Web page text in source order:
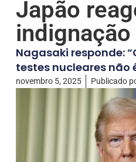
Japão
indignação
Nagasaki responde:
testes nucleares não
novembro 5, 2025 Publicado